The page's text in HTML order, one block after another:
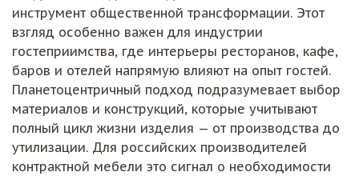
инструмент общественной трансформации. Этот
взгляд особенно важен для индустрии
гостеприимства, где интерьеры ресторанов, кафе,
баров и отелей напрямую влияют на опыт гостей.
Планетоцентричный подход подразумевает выбор
материалов и конструкций, которые учитывают
полный цикл жизни изделия — от производства до
утилизации. Для российских производителей
контрактной мебели это сигнал о необходимости